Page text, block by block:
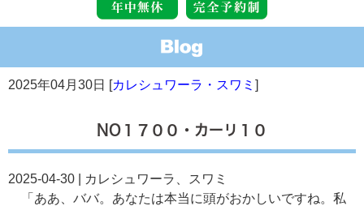
2025年04月30日 [カレシュワーラ・スワミ ]
NO１７００・カーリ１０
2025-04-30 | カレシュワーラ、スワミ
「ああ、ババ。あなたは本当に頭がおかしいですね。私